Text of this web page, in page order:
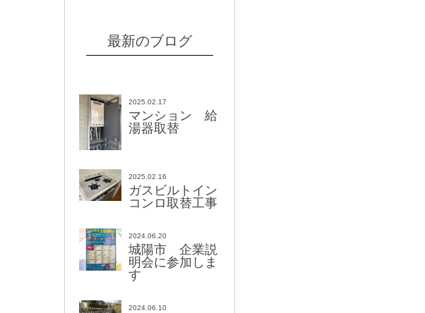
最新のブログ
2025.02.17
マンション 給
湯器取替
2025.02.16
ガスビルトイン
コンロ取替工事
2024.06.20
城陽市 企業説
明会に参加しま
す
2024.06.10